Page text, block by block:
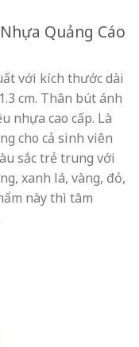
Quảng Cáo
với kích thước dài
cm. Thân bút ánh
nhựa cao cấp. Là
cho cả sinh viên
sắc trẻ trung với
xanh lá, vàng, đỏ,
này thì tâm